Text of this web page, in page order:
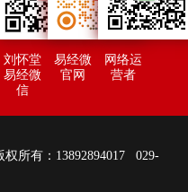
刘怀堂
易经微
信
易经微
官网
网络运
营者
所有：13892894017 029-